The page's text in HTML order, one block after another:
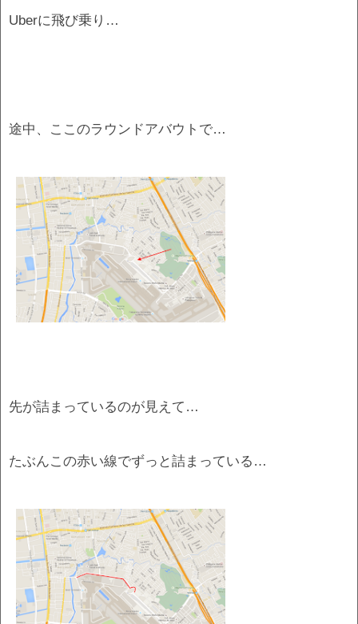
Uberに飛び乗り…
途中、ここのラウンドアバウトで…
先が詰まっているのが見えて…
たぶんこの赤い線でずっと詰まっている…